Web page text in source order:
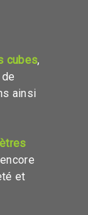
cubes,
ainsi
et